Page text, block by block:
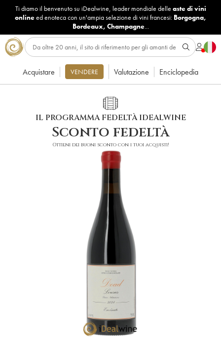
Ti diamo il benvenuto su iDealwine, leader mondiale delle aste di vini
onlineed enoteca con un'ampia selezione di vini francesi: Borgogna,
Bordeaux, Champagne...
Acquistare VENDERE Valutazione Enciclopedia
IL PROGRAMMA FEDELTÀ IDEALWINE
Sconto fedeltà
Ottieni dei buoni sconto con i tuoi acquisti!